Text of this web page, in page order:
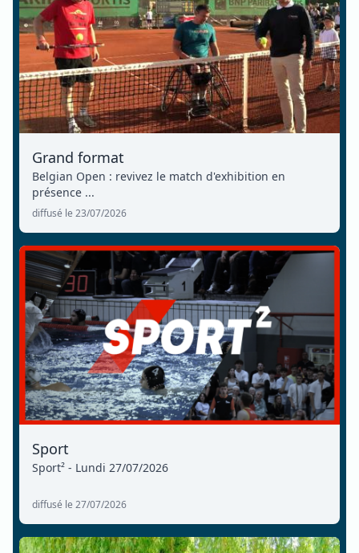
Grand format
Belgian Open : revivez le match d'exhibition en
présence ...
diffusé le 23/07/2026
Sport
Sport² - Lundi 27/07/2026
diffusé le 27/07/2026